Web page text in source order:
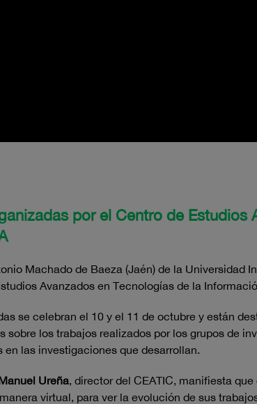
por el Centro de
Machado de Baeza (Jaén) de la Universidad
Avanzados en Tecnologías de la
se celebran el 10 y el 11 de octubre y están
sobre los trabajos realizados por los grupos de
en las investigaciones que desarrollan.
Ureña, director del CEATIC, manifiesta
virtual, para ver la evolución de sus